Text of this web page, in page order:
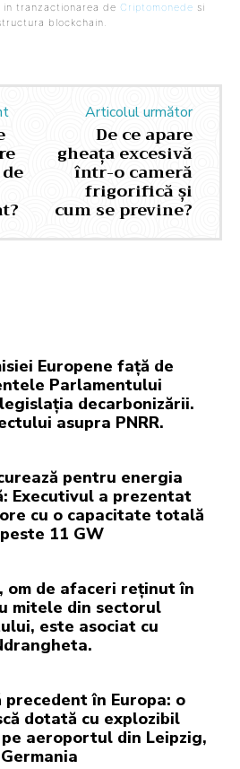
in tranzactionarea de Criptomonede si
blockchain.
Articolul următor
De ce apare
gheața excesivă
într-o cameră
frigorifică și
cum se previne?
Europene față de
Parlamentului
decarbonizării.
asupra PNRR.
pentru energia
Executivul a prezentat
cu o capacitate totală
11 GW
om de afaceri reținut în
mitele din sectorul
este asociat cu
în Europa: o
dotată cu explozibil
aeroportul din Leipzig,
Germania